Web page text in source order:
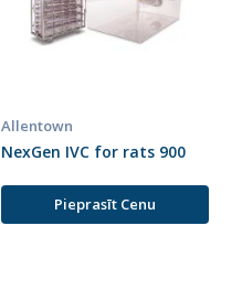
Allentown
NexGen IVC for rats 900
Pieprasīt Cenu